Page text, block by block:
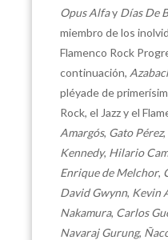
Opus Alfay Días De
miembro de los
Flamenco Rock
continuación,
pléyade de
Rock, el Jazz y el
Amargós, Gato Pérez,
Kennedy, Hilario
Enrique de Melchor,
David Gwynn, Kevin
Nakamura, Carlos
Navaraj Gurung,